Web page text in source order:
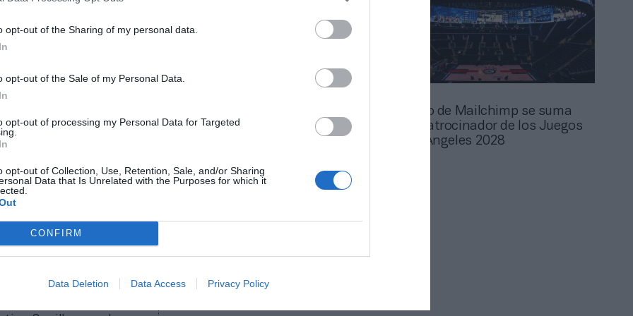
opt-out of the Sharing of my personal data.
opt-out of the Sale of my Personal Data.
opt-out of processing my Personal Data for Targeted
opt-out of Collection, Use, Retention, Sale, and/or Sharing
Data that Is Unrelated with the Purposes for which it
CONFIRM
Data Deletion Data Access Privacy Policy
el 75% de su gasto en
Los Ángeles
Ferry como patrocinador de los
El dueño de Mailchimp se suma
como patrocinador de los Juegos
de Los Ángeles 2028